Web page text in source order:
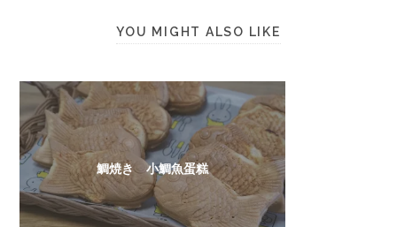
YOU MIGHT ALSO LIKE
鯛焼き 小鯛魚蛋糕